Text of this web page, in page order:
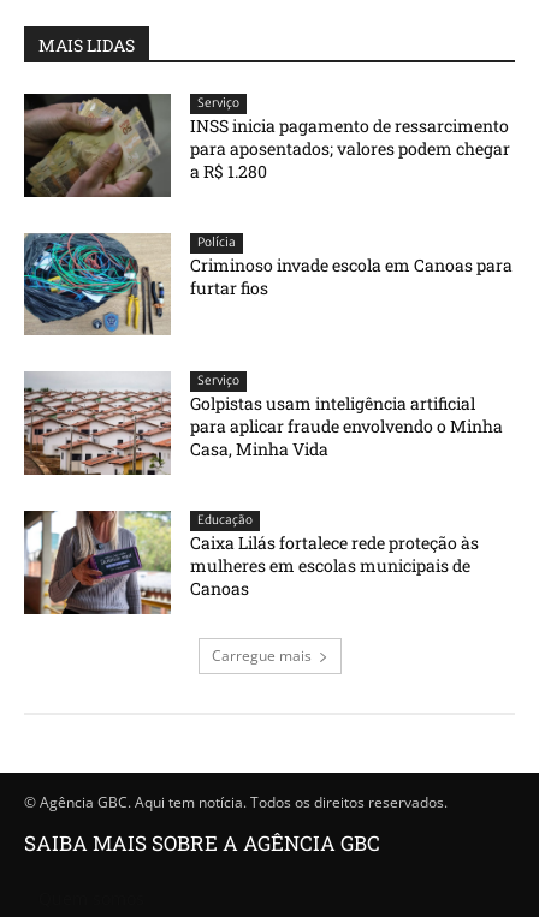
MAIS LIDAS
Serviço
INSS inicia pagamento de ressarcimento
para aposentados; valores podem chegar
a R$ 1.280
Polícia
Criminoso invade escola em Canoas para
furtar fios
Serviço
Golpistas usam inteligência artificial
para aplicar fraude envolvendo o Minha
Casa, Minha Vida
Educação
Caixa Lilás fortalece rede proteção às
mulheres em escolas municipais de
Canoas
Carregue mais
© Agência GBC. Aqui tem notícia. Todos os direitos reservados.
SAIBA MAIS SOBRE A AGÊNCIA GBC